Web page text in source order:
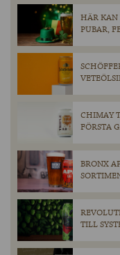
HÄR KAN
PUBAR,
CHIMAY
FÖRSTA
BRONX
TILL